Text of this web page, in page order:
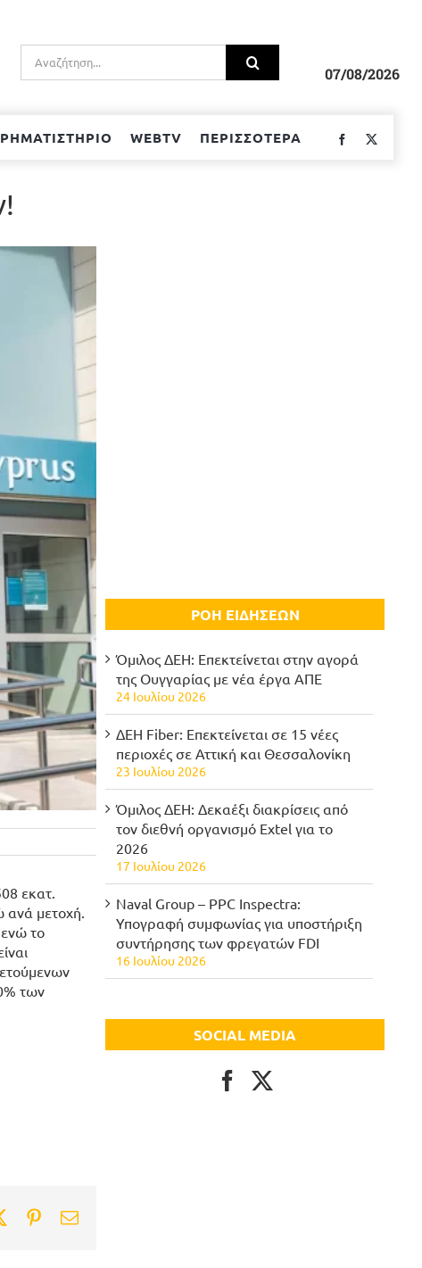
Αναζήτηση
για:
07/08/2026
WEBTV ΠΕΡΙΣΣΟΤΕΡΑ Facebook
εκατ.
μετοχή.
το
των
TwitterPinterest
Email
ΡΟΗ ΕΙΔΗΣΕΩΝ
Όμιλος ΔΕΗ: Επεκτείνεται στην αγορά
της Ουγγαρίας με νέα έργα ΑΠΕ
24 Ιουλίου 2026
ΔΕΗ Fiber: Επεκτείνεται σε 15 νέες
περιοχές σε Αττική και Θεσσαλονίκη
23 Ιουλίου 2026
Όμιλος ΔΕΗ: Δεκαέξι διακρίσεις από
τον διεθνή οργανισμό Extel για το
2026
17 Ιουλίου 2026
Naval Group – PPC Inspectra:
Υπογραφή συμφωνίας για υποστήριξη
συντήρησης των φρεγατών FDI
16 Ιουλίου 2026
SOCIAL MEDIA